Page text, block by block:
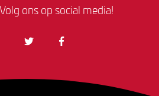
ons op social media!